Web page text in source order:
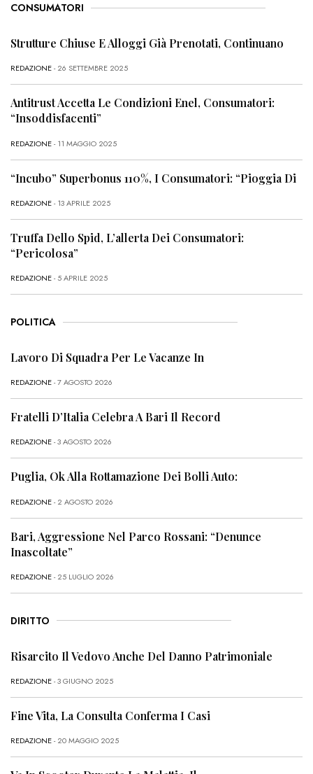
CONSUMATORI
Strutture Chiuse E Alloggi Già Prenotati, Continuano
REDAZIONE- 26 SETTEMBRE 2025
Antitrust Accetta Le Condizioni Enel, Consumatori:
“Insoddisfacenti”
REDAZIONE- 11 MAGGIO 2025
“Incubo” Superbonus 110%, I Consumatori: “Pioggia Di
REDAZIONE- 13 APRILE 2025
Truffa Dello Spid, L’allerta Dei Consumatori:
“Pericolosa”
REDAZIONE- 5 APRILE 2025
POLITICA
Lavoro Di Squadra Per Le Vacanze In
REDAZIONE- 7 AGOSTO 2026
Fratelli D’Italia Celebra A Bari Il Record
REDAZIONE- 3 AGOSTO 2026
Puglia, Ok Alla Rottamazione Dei Bolli Auto:
REDAZIONE- 2 AGOSTO 2026
Bari, Aggressione Nel Parco Rossani: “Denunce
Inascoltate”
REDAZIONE- 25 LUGLIO 2026
DIRITTO
Risarcito Il Vedovo Anche Del Danno Patrimoniale
REDAZIONE- 3 GIUGNO 2025
Fine Vita, La Consulta Conferma I Casi
REDAZIONE- 20 MAGGIO 2025